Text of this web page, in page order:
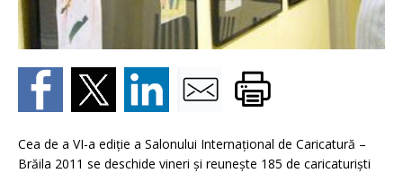
Cea de a VI-a ediţie a Salonului Internaţional de Caricatură –
Brăila 2011 se deschide vineri şi reuneşte 185 de caricaturişti